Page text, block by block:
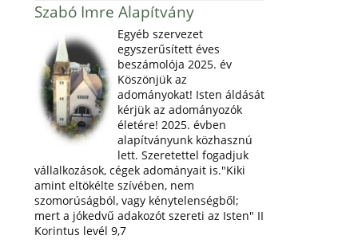
Szabó Imre Alapítvány
Egyéb szervezet
egyszerűsített éves
beszámolója 2025. év
Köszönjük az
adományokat! Isten áldását
kérjük az adományozók
életére! 2025. évben
alapítványunk közhasznú
lett. Szeretettel fogadjuk
vállalkozások, cégek adományait is."Kiki
amint eltökélte szívében, nem
szomorúságból, vagy kénytelenségből;
mert a jókedvű adakozót szereti az Isten" II
Korintus levél 9,7